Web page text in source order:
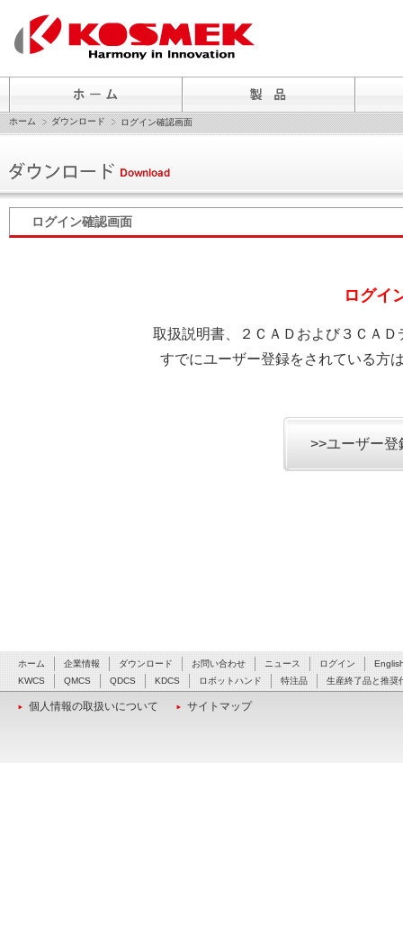
ホーム ダウンロード ログイン確認画面
ログイン確認画面
ログイ
取扱説明書、２ＣＡＤおよび３ＣＡ
すでにユーザー登録をされている方
>>ユーザー
ホーム 企業情報 ダウンロード お問い合わせ ニュース ログイン
KWCS
QMCS QDCS KDCS ロボットハンド 特注品 生産終了品と推奨
個人情報の取扱いについて サイトマップ